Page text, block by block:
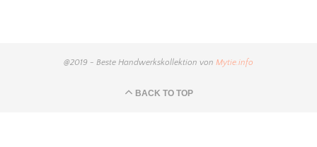
@2019 - Beste Handwerkskollektion von Mytie.info
BACK TO TOP